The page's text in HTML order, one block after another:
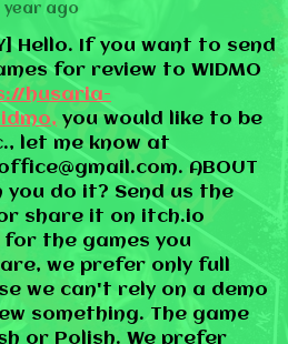
year ago
Hello. If you want to send
for review to WIDMO
husaria-
you would like to be
let me know at
ABOUT
you do it? Send us the
share it on itch.io
for the games you
we prefer only full
we can't rely on a demo
something. The game
or Polish. We prefer